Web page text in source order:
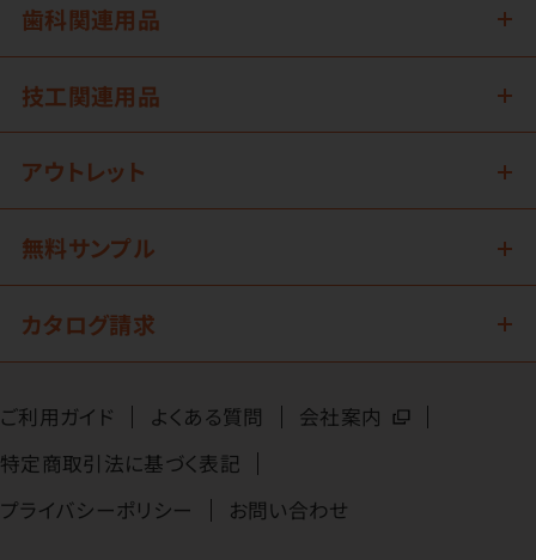
歯科関連用品
技工関連用品
アウトレット
無料サンプル
カタログ請求
ご利用ガイド よくある質問
会社案内
特定商取引法に基づく表記
プライバシーポリシー
お問い合わせ